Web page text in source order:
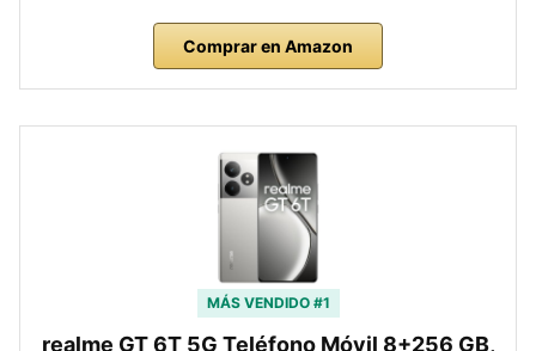
Comprar en Amazon
MÁS VENDIDO #1
realme GT 6T 5G Teléfono Móvil 8+256 GB,